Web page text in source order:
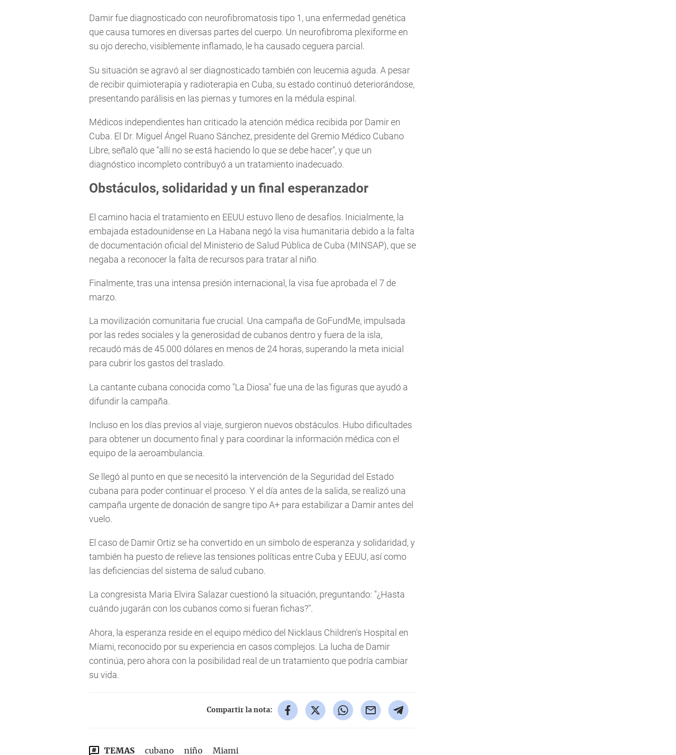
Damir fue diagnosticado con neurofibromatosis tipo 1, una enfermedad genética
que causa tumores en diversas partes del cuerpo. Un neurofibroma plexiforme en
su ojo derecho, visiblemente inflamado, le ha causado ceguera parcial.
Su situación se agravó al ser diagnosticado también con leucemia aguda. A pesar
de recibir quimioterapia y radioterapia en Cuba, su estado continuó deteriorándose,
presentando parálisis en las piernas y tumores en la médula espinal.
Médicos independientes han criticado la atención médica recibida por Damir en
Cuba. El Dr. Miguel Ángel Ruano Sánchez, presidente del Gremio Médico Cubano
Libre, señaló que "allí no se está haciendo lo que se debe hacer", y que un
diagnóstico incompleto contribuyó a un tratamiento inadecuado.
Obstáculos, solidaridad y un final esperanzador
El camino hacia el tratamiento en EEUU estuvo lleno de desafíos. Inicialmente, la
embajada estadounidense en La Habana negó la visa humanitaria debido a la falta
de documentación oficial del Ministerio de Salud Pública de Cuba (MINSAP), que se
negaba a reconocer la falta de recursos para tratar al niño.
Finalmente, tras una intensa presión internacional, la visa fue aprobada el 7 de
marzo.
La movilización comunitaria fue crucial. Una campaña de GoFundMe, impulsada
por las redes sociales y la generosidad de cubanos dentro y fuera de la isla,
recaudó más de 45.000 dólares en menos de 24 horas, superando la meta inicial
para cubrir los gastos del traslado.
La cantante cubana conocida como "La Diosa" fue una de las figuras que ayudó a
difundir la campaña.
Incluso en los días previos al viaje, surgieron nuevos obstáculos. Hubo dificultades
para obtener un documento final y para coordinar la información médica con el
equipo de la aeroambulancia.
Se llegó al punto en que se necesitó la intervención de la Seguridad del Estado
cubana para poder continuar el proceso. Y el día antes de la salida, se realizó una
campaña urgente de donación de sangre tipo A+ para estabilizar a Damir antes del
vuelo.
El caso de Damir Ortiz se ha convertido en un símbolo de esperanza y solidaridad, y
también ha puesto de relieve las tensiones políticas entre Cuba y EEUU, así como
las deficiencias del sistema de salud cubano.
La congresista Maria Elvira Salazar cuestionó la situación, preguntando: "¿Hasta
cuándo jugarán con los cubanos como si fueran fichas?".
Ahora, la esperanza reside en el equipo médico del Nicklaus Children's Hospital en
Miami, reconocido por su experiencia en casos complejos. La lucha de Damir
continúa, pero ahora con la posibilidad real de un tratamiento que podría cambiar
su vida.
Compartir la nota:
TEMAS cubano niño Miami